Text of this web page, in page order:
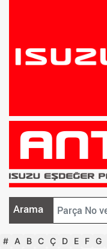
Arama
# A B C Ç D E F G